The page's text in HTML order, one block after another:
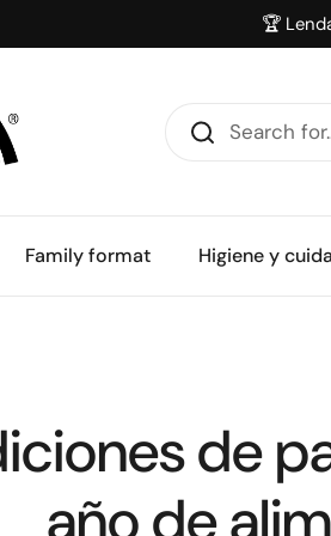
🏆
Family format Higiene y
de
año de